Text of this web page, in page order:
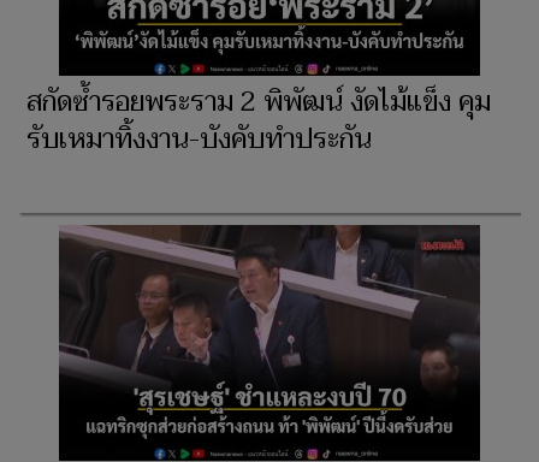
สกัดซ้ำรอยพระราม 2 พิพัฒน์ งัดไม้แข็ง คุม
รับเหมาทิ้งงาน-บังคับทำประกัน